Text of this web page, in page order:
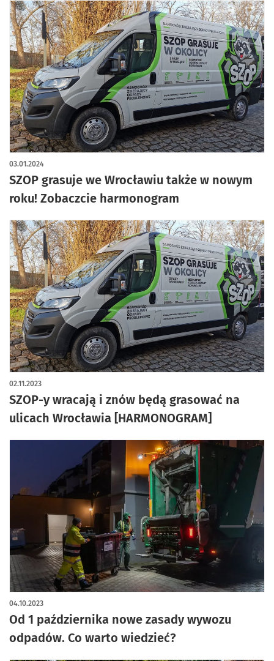
SZOP grasuje we Wrocławiu także w nowym
roku! Zobaczcie harmonogram
03.01.2024
SZOP-y wracają i znów będą grasować na
ulicach Wrocławia [HARMONOGRAM]
02.11.2023
Od 1 października nowe zasady wywozu
odpadów. Co warto wiedzieć?
04.10.2023